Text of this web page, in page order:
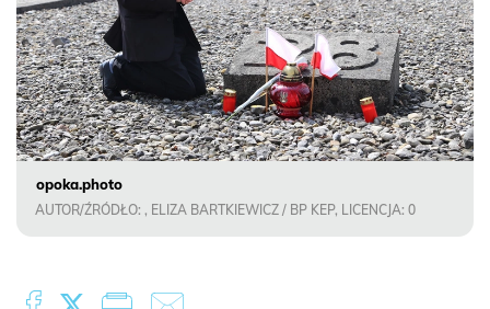
opoka.photo
AUTOR/ŹRÓDŁO: , ELIZA BARTKIEWICZ / BP KEP, LICENCJA: 0